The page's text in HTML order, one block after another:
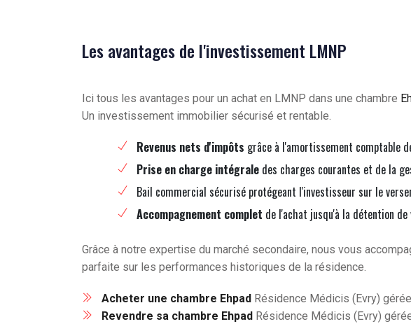
Les avantages de l'investissement LMNP
Ici tous les avantages pour un achat en LMNP dans une chambre
Un investissement immobilier sécurisé et rentable.
Revenus nets d'impôts grâce à l'amortissement comptable
Prise en charge intégrale des charges courantes et de la
Bail commercial sécurisé protégeant l'investisseur sur le
Accompagnement complet de l'achat jusqu'à la détention de
Grâce à notre expertise du marché secondaire, nous vous
parfaite sur les performances historiques de la résidence.
Acheter une chambre Ehpad Résidence Médicis (Evry)
Revendre sa chambre Ehpad Résidence Médicis (Evry)